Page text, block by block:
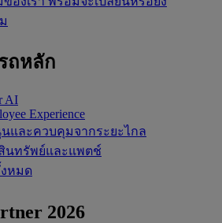
ถหลัก
AI
Experience
และควบคุมจากระยะไกล
นทรัพย์และแพตช์
หมด
2026